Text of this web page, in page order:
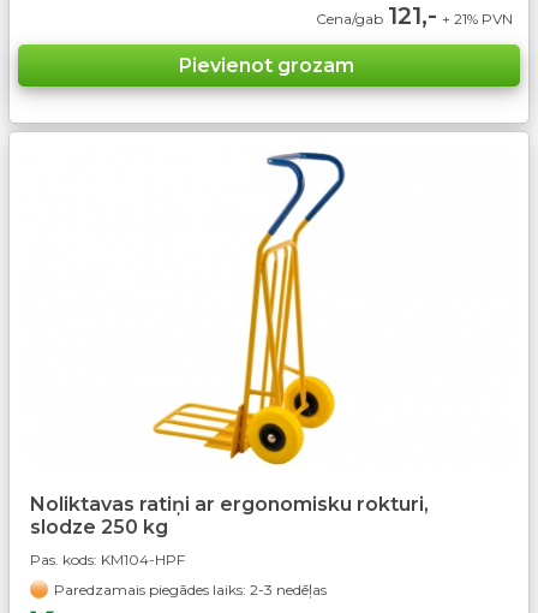
Cena/gab 121,- + 21% PVN
Noliktavas ratiņi ar ergonomisku rokturi,
slodze 250 kg
Pas. kods: KM104-HPF
Paredzamais piegādes laiks: 2-3 nedēļas